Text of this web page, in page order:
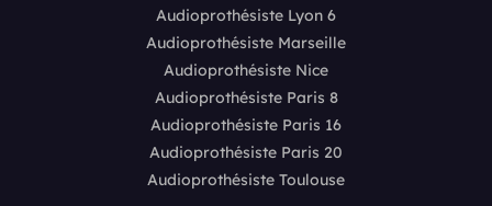
Audioprothésiste Lyon 6
Audioprothésiste Marseille
Audioprothésiste Nice
Audioprothésiste Paris 8
Audioprothésiste Paris 16
Audioprothésiste Paris 20
Audioprothésiste Toulouse